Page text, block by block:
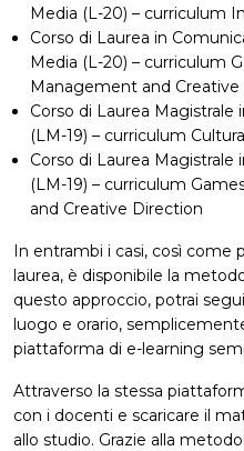
Media (L-20) – curriculum
Corso di Laurea in
Media (L-20) – curriculum
Management and
Corso di Laurea
(LM-19) – curriculum
Corso di Laurea
(LM-19) – curriculum
and Creative Direction
In entrambi i casi, così come
laurea, è disponibile la
questo approccio, potrai
luogo e orario,
piattaforma di e-learning
Attraverso la stessa
con i docenti e scaricare il
allo studio. Grazie alla